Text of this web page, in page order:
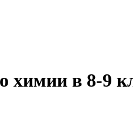
химии в 8-9